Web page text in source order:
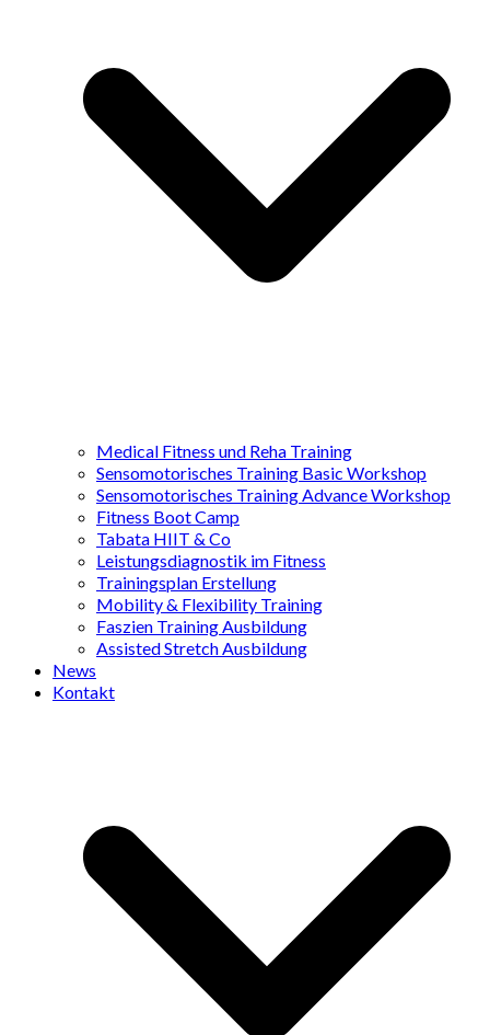
Medical Fitness und Reha Training
Sensomotorisches Training Basic Workshop
Sensomotorisches Training Advance Workshop
Fitness Boot Camp
Tabata HIIT & Co
Leistungsdiagnostik im Fitness
Trainingsplan Erstellung
Mobility & Flexibility Training
Faszien Training Ausbildung
Assisted Stretch Ausbildung
News
Kontakt